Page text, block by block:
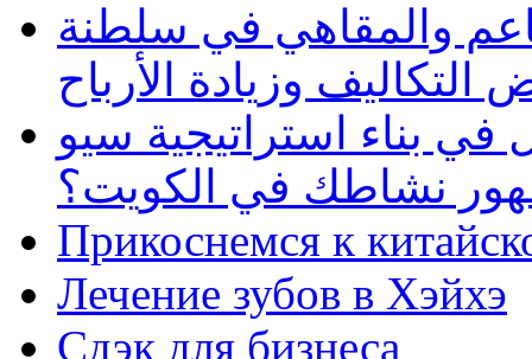
والمقاهي في سلطنة
وزيادة الأرباح
بناء استراتيجية سيو
نشاطك في الكويت؟
Прикоснемся к
Лечение зубов в Хэйхэ
Сдэк для бизнеса